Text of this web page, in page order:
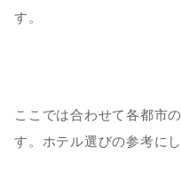
す。
ここでは合わせて各都市
す。ホテル選びの参考に